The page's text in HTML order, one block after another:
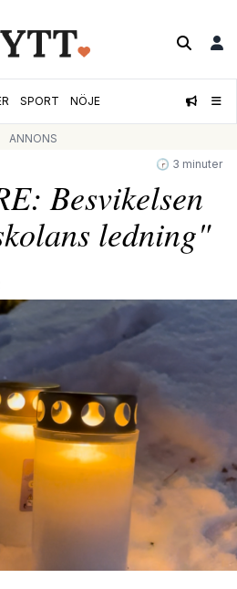
SPORT NÖJE
ANNONS
🕝 3 minuter
Besvikelsen
ledning"